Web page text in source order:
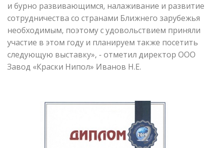
и бурно развивающимся, налаживание и развитие
сотрудничества со странами Ближнего зарубежья
необходимым, поэтому с удовольствием приняли
участие в этом году и планируем также посетить
следующую выставку», - отметил директор ООО
Завод «Краски Нипол» Иванов Н.Е.